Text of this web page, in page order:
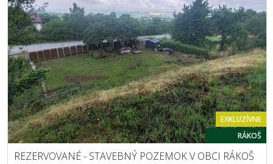
EXKLUZÍVNE
RÁKOŠ
REZERVOVANÉ - STAVEBNÝ POZEMOK V OBCI RÁKOŠ